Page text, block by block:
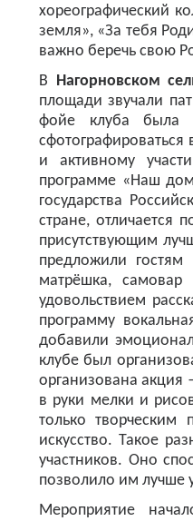
хореографический
земля», «За тебя
важно беречь свою
В Нагорновском
площади звучали
фойе клуба была
и активному
программе «Наш
государства
стране, отличается
присутствующим
предложили
матрёшка,
удовольствием
программу
добавили
клубе был
организована акция
в руки мелки и
только
искусство. Такое
участников. Оно
позволило им лучше
Мероприятие